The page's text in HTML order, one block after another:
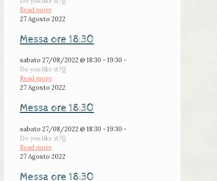
Read more
27 Agosto 2022
Messa ore 18:30
sabato 27/08/2022 @ 18:30 - 19:30 -
Do you like it?0
Read more
27 Agosto 2022
Messa ore 18:30
sabato 27/08/2022 @ 18:30 - 19:30 -
Do you like it?0
Read more
27 Agosto 2022
Messa ore 18:30